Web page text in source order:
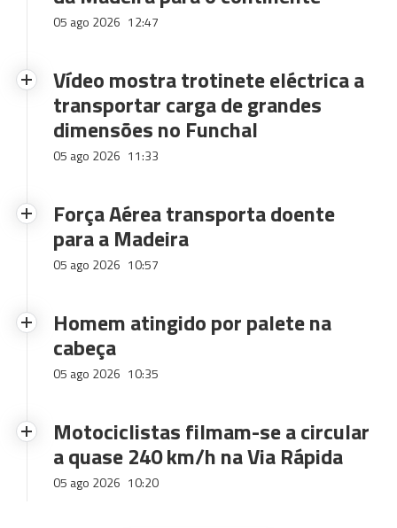
05 ago 2026 12:47
Vídeo mostra trotinete eléctrica a
transportar carga de grandes
dimensões no Funchal
05 ago 2026 11:33
Força Aérea transporta doente
para a Madeira
05 ago 2026 10:57
Homem atingido por palete na
cabeça
05 ago 2026 10:35
Motociclistas filmam-se a circular
a quase 240 km/h na Via Rápida
05 ago 2026 10:20